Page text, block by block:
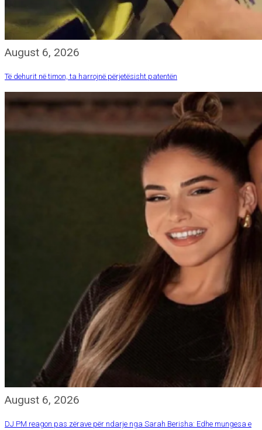
August 6, 2026
Të dehurit në timon, ta harrojnë përjetësisht patentën
August 6, 2026
DJ PM reagon pas zërave për ndarje nga Sarah Berisha: Edhe mungesa e